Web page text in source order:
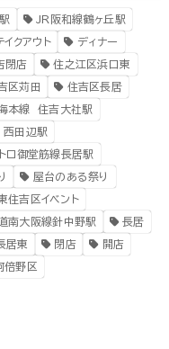
JR阪和線鶴ヶ丘駅
イクアウト ディナー
閉店 住之江区浜口東
区苅田 住吉区長居
本線 住吉大社駅
田辺駅
ロ御堂筋線長居駅
屋台のある祭り
住吉区イベント
南大阪線針中野駅 長居
居東 閉店 開店
倍野区